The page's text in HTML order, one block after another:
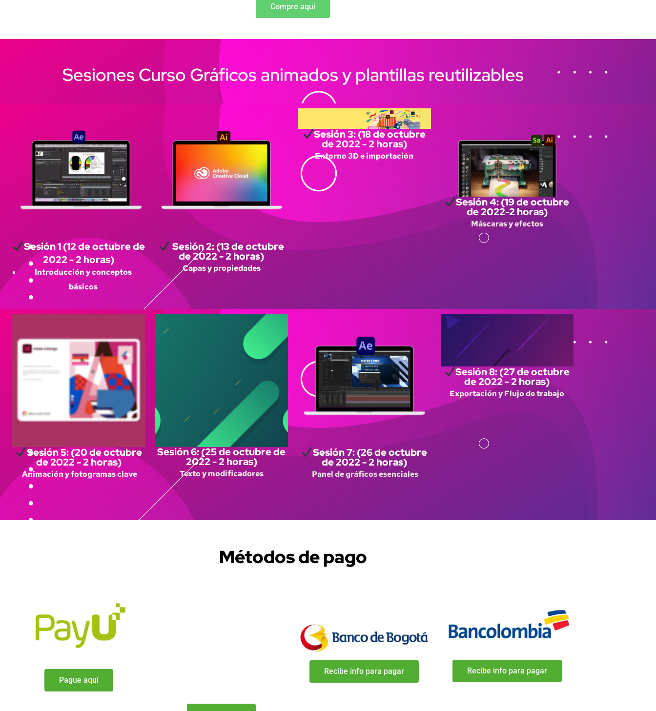
Compre aquí
Sesiones Curso Gráficos animados y plantillas reutilizables
Sesión 1 (12 de octubre de
2022 - 2 horas)
Introducción y conceptos
básicos
Sesión 2: (13 de octubre
de 2022 - 2 horas)
Capas y propiedades
Sesión 3: (18 de octubre
de 2022 - 2 horas)
Entorno 3D e importación
Sesión 4: (19 de octubre
de 2022-2 horas)
Máscaras y efectos
Sesión 5: (20 de octubre
de 2022 - 2 horas)
Animación y fotogramas clave
Sesión 6: (25 de octubre de
2022 - 2 horas)
Texto y modificadores
Sesión 7: (26 de octubre
de 2022 - 2 horas)
Panel de gráficos esenciales
Sesión 8: (27 de octubre
de 2022 - 2 horas)
Exportación y Flujo de trabajo
Métodos de pago
Pague aquí
Recibe info para pagar Recibe info para pagar